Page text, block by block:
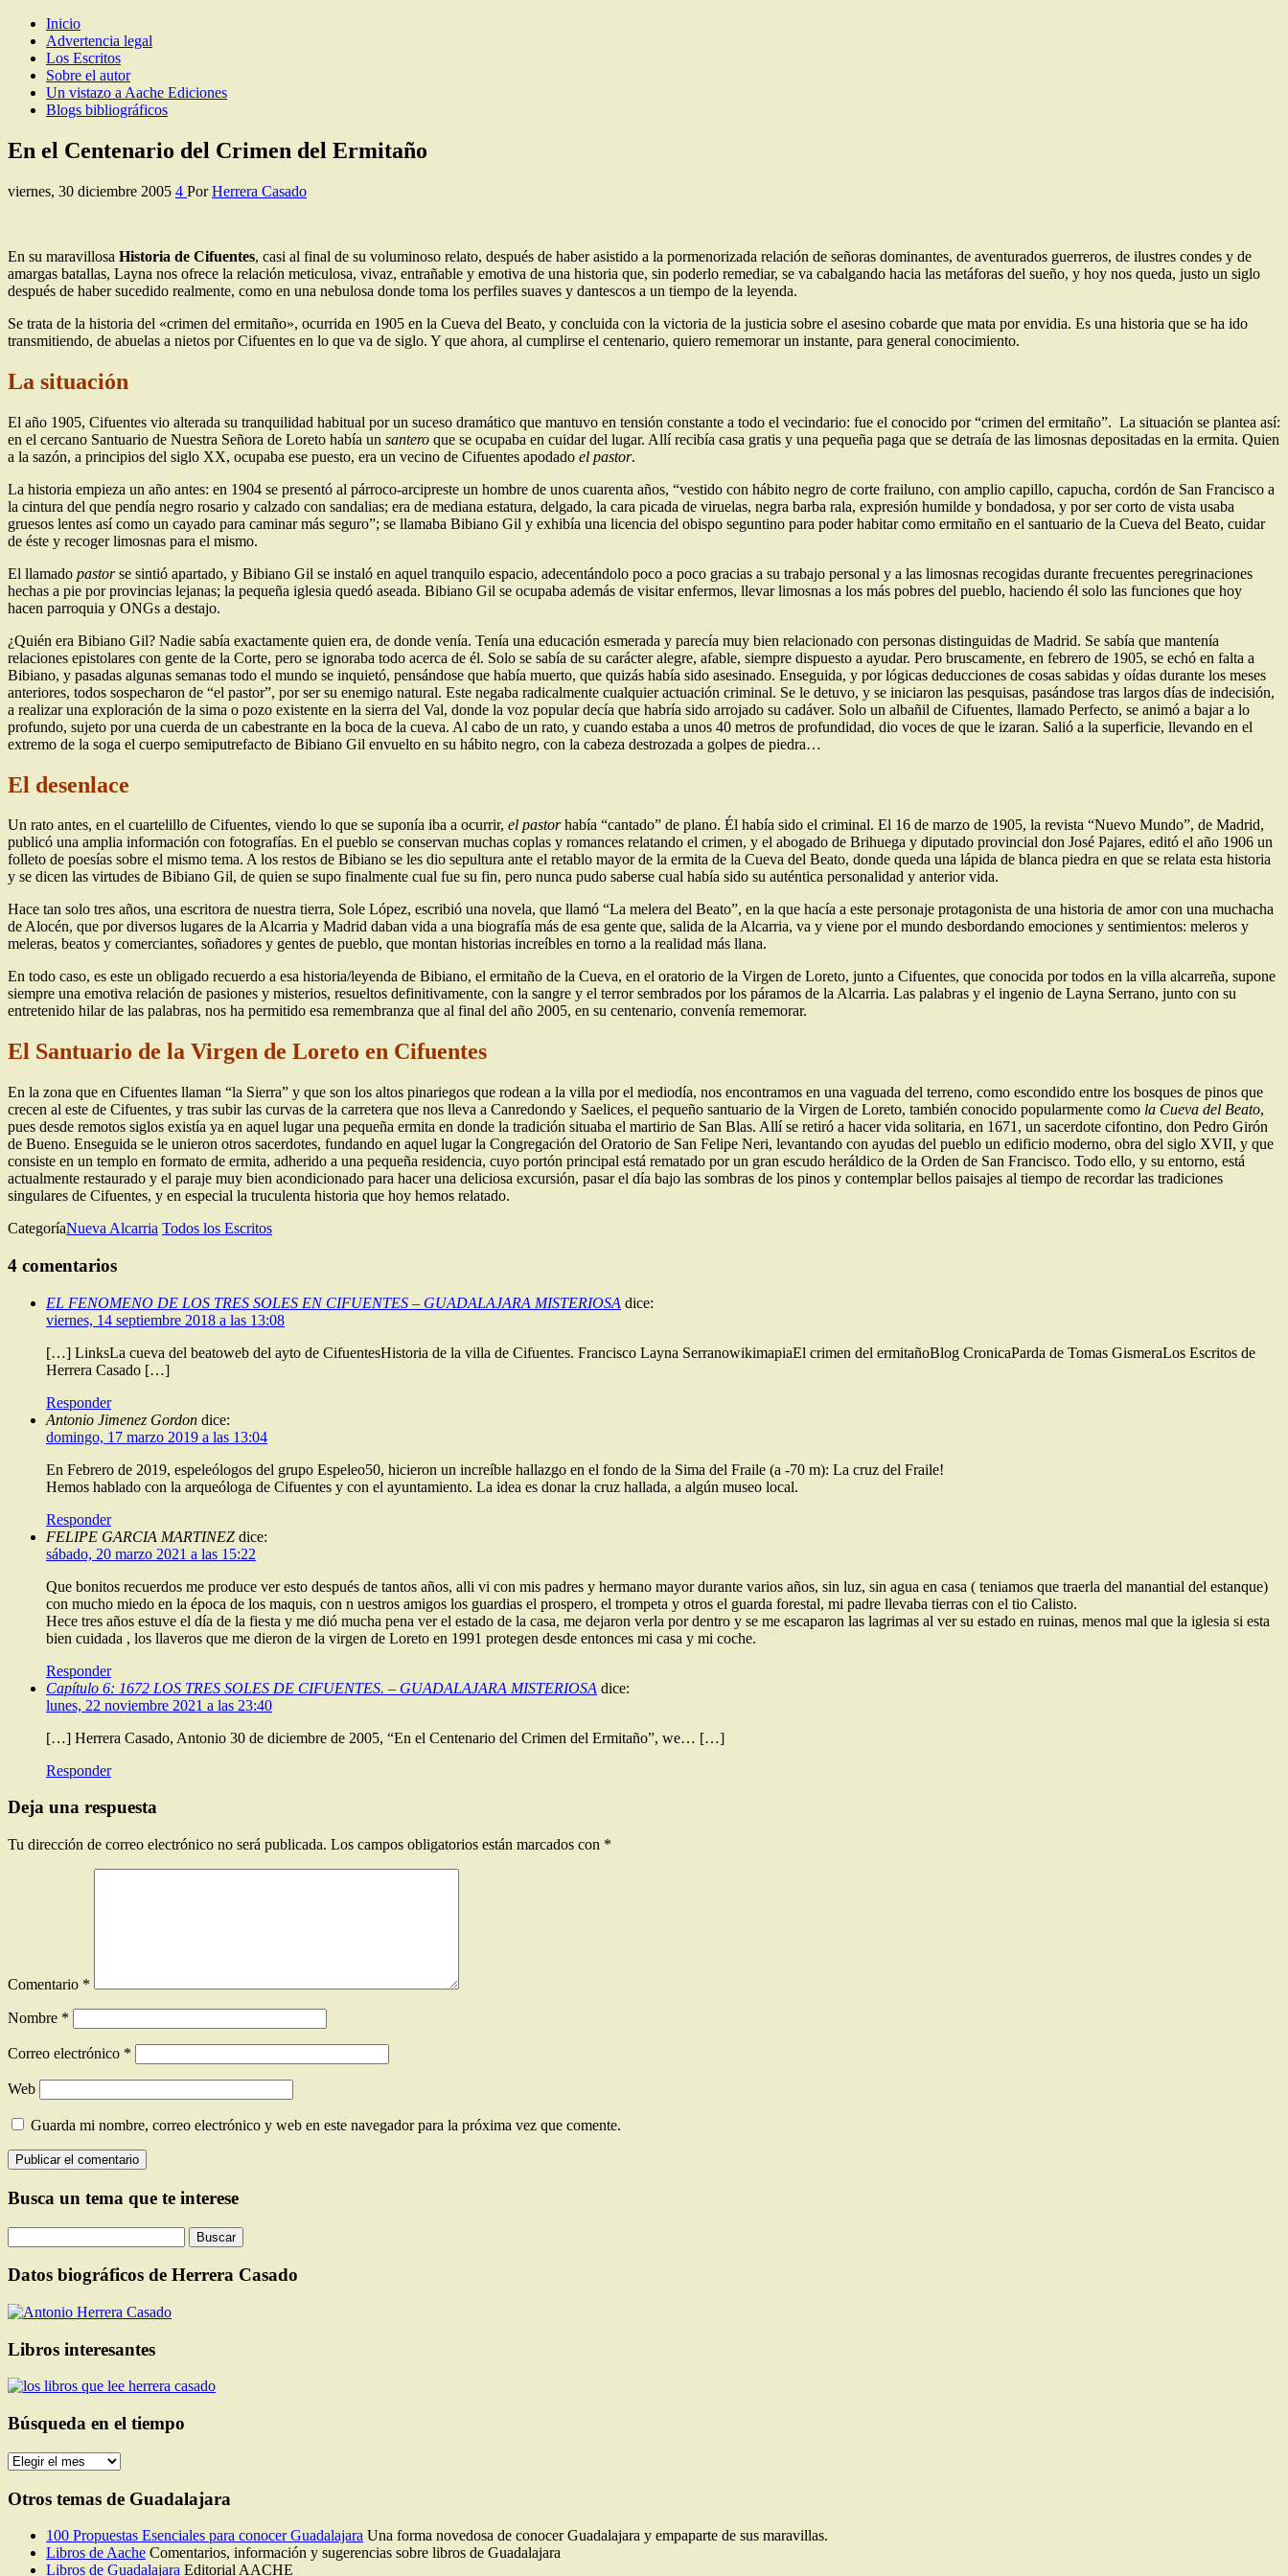
Los Escritos de Herrera Casado
Artículos y comentarios sobre Guadalajara
Inicio
Advertencia legal
Los Escritos
Sobre el autor
Un vistazo a Aache Ediciones
Blogs bibliográficos
En el Centenario del Crimen del Ermitaño
viernes, 30 diciembre 2005 4 Por Herrera Casado
En su maravillosa Historia de Cifuentes, casi al final de su voluminoso relato, después de haber asistido a la pormenorizada relación de señoras dominantes, de aventurados guerreros, de ilustres condes y de
amargas batallas, Layna nos ofrece la relación meticulosa, vivaz, entrañable y emotiva de una historia que, sin poderlo remediar, se va cabalgando hacia las metáforas del sueño, y hoy nos queda, justo un siglo
después de haber sucedido realmente, como en una nebulosa donde toma los perfiles suaves y dantescos a un tiempo de la leyenda.
Se trata de la historia del «crimen del ermitaño», ocurrida en 1905 en la Cueva del Beato, y concluida con la victoria de la justicia sobre el asesino cobarde que mata por envidia. Es una historia que se ha ido
transmitiendo, de abuelas a nietos por Cifuentes en lo que va de siglo. Y que ahora, al cumplirse el centenario, quiero rememorar un instante, para general conocimiento.
La situación
El año 1905, Cifuentes vio alterada su tranquilidad habitual por un suceso dramático que mantuvo en tensión constante a todo el vecindario: fue el conocido por “crimen del ermitaño”. La situación se plantea así:
en el cercano Santuario de Nuestra Señora de Loreto había un santero que se ocupaba en cuidar del lugar. Allí recibía casa gratis y una pequeña paga que se detraía de las limosnas depositadas en la ermita. Quien
a la sazón, a principios del siglo XX, ocupaba ese puesto, era un vecino de Cifuentes apodado el pastor.
La historia empieza un año antes: en 1904 se presentó al párroco-arcipreste un hombre de unos cuarenta años, “vestido con hábito negro de corte frailuno, con amplio capillo, capucha, cordón de San Francisco a
la cintura del que pendía negro rosario y calzado con sandalias; era de mediana estatura, delgado, la cara picada de viruelas, negra barba rala, expresión humilde y bondadosa, y por ser corto de vista usaba
gruesos lentes así como un cayado para caminar más seguro”; se llamaba Bibiano Gil y exhibía una licencia del obispo seguntino para poder habitar como ermitaño en el santuario de la Cueva del Beato, cuidar
de éste y recoger limosnas para el mismo.
El llamado pastorse sintió apartado, y Bibiano Gil se instaló en aquel tranquilo espacio, adecentándolo poco a poco gracias a su trabajo personal y a las limosnas recogidas durante frecuentes peregrinaciones
hechas a pie por provincias lejanas; la pequeña iglesia quedó aseada. Bibiano Gil se ocupaba además de visitar enfermos, llevar limosnas a los más pobres del pueblo, haciendo él solo las funciones que hoy
hacen parroquia y ONGs a destajo.
¿Quién era Bibiano Gil? Nadie sabía exactamente quien era, de donde venía. Tenía una educación esmerada y parecía muy bien relacionado con personas distinguidas de Madrid. Se sabía que mantenía
relaciones epistolares con gente de la Corte, pero se ignoraba todo acerca de él. Solo se sabía de su carácter alegre, afable, siempre dispuesto a ayudar. Pero bruscamente, en febrero de 1905, se echó en falta a
Bibiano, y pasadas algunas semanas todo el mundo se inquietó, pensándose que había muerto, que quizás había sido asesinado. Enseguida, y por lógicas deducciones de cosas sabidas y oídas durante los meses
anteriores, todos sospecharon de “el pastor”, por ser su enemigo natural. Este negaba radicalmente cualquier actuación criminal. Se le detuvo, y se iniciaron las pesquisas, pasándose tras largos días de indecisión,
a realizar una exploración de la sima o pozo existente en la sierra del Val, donde la voz popular decía que habría sido arrojado su cadáver. Solo un albañil de Cifuentes, llamado Perfecto, se animó a bajar a lo
profundo, sujeto por una cuerda de un cabestrante en la boca de la cueva. Al cabo de un rato, y cuando estaba a unos 40 metros de profundidad, dio voces de que le izaran. Salió a la superficie, llevando en el
extremo de la soga el cuerpo semiputrefacto de Bibiano Gil envuelto en su hábito negro, con la cabeza destrozada a golpes de piedra…
El desenlace
Un rato antes, en el cuartelillo de Cifuentes, viendo lo que se suponía iba a ocurrir, el pastorhabía “cantado” de plano. Él había sido el criminal. El 16 de marzo de 1905, la revista “Nuevo Mundo”, de Madrid,
publicó una amplia información con fotografías. En el pueblo se conservan muchas coplas y romances relatando el crimen, y el abogado de Brihuega y diputado provincial don José Pajares, editó el año 1906 un
folleto de poesías sobre el mismo tema. A los restos de Bibiano se les dio sepultura ante el retablo mayor de la ermita de la Cueva del Beato, donde queda una lápida de blanca piedra en que se relata esta historia
y se dicen las virtudes de Bibiano Gil, de quien se supo finalmente cual fue su fin, pero nunca pudo saberse cual había sido su auténtica personalidad y anterior vida.
Hace tan solo tres años, una escritora de nuestra tierra, Sole López, escribió una novela, que llamó “La melera del Beato”, en la que hacía a este personaje protagonista de una historia de amor con una muchacha
de Alocén, que por diversos lugares de la Alcarria y Madrid daban vida a una biografía más de esa gente que, salida de la Alcarria, va y viene por el mundo desbordando emociones y sentimientos: meleros y
meleras, beatos y comerciantes, soñadores y gentes de pueblo, que montan historias increíbles en torno a la realidad más llana.
En todo caso, es este un obligado recuerdo a esa historia/leyenda de Bibiano, el ermitaño de la Cueva, en el oratorio de la Virgen de Loreto, junto a Cifuentes, que conocida por todos en la villa alcarreña, supone
siempre una emotiva relación de pasiones y misterios, resueltos definitivamente, con la sangre y el terror sembrados por los páramos de la Alcarria. Las palabras y el ingenio de Layna Serrano, junto con su
entretenido hilar de las palabras, nos ha permitido esa remembranza que al final del año 2005, en su centenario, convenía rememorar.
El Santuario de la Virgen de Loreto en Cifuentes
En la zona que en Cifuentes llaman “la Sierra” y que son los altos pinariegos que rodean a la villa por el mediodía, nos encontramos en una vaguada del terreno, como escondido entre los bosques de pinos que
crecen al este de Cifuentes, y tras subir las curvas de la carretera que nos lleva a Canredondo y Saelices, el pequeño santuario de la Virgen de Loreto, también conocido popularmente como la Cueva del Beato,
pues desde remotos siglos existía ya en aquel lugar una pequeña ermita en donde la tradición situaba el martirio de San Blas. Allí se retiró a hacer vida solitaria, en 1671, un sacerdote cifontino, don Pedro Girón
de Bueno. Enseguida se le unieron otros sacerdotes, fundando en aquel lugar la Congregación del Oratorio de San Felipe Neri, levantando con ayudas del pueblo un edificio moderno, obra del siglo XVII, y que
consiste en un templo en formato de ermita, adherido a una pequeña residencia, cuyo portón principal está rematado por un gran escudo heráldico de la Orden de San Francisco. Todo ello, y su entorno, está
actualmente restaurado y el paraje muy bien acondicionado para hacer una deliciosa excursión, pasar el día bajo las sombras de los pinos y contemplar bellos paisajes al tiempo de recordar las tradiciones
singulares de Cifuentes, y en especial la truculenta historia que hoy hemos relatado.
CategoríaNueva Alcarria Todos los Escritos
4 comentarios
EL FENOMENO DE LOS TRES SOLES EN CIFUENTES – GUADALAJARA MISTERIOSA dice:
viernes, 14 septiembre 2018 a las 13:08
[…] LinksLa cueva del beatoweb del ayto de CifuentesHistoria de la villa de Cifuentes. Francisco Layna SerranowikimapiaEl crimen del ermitañoBlog CronicaParda de Tomas GismeraLos Escritos de
Herrera Casado […]
Responder
Antonio Jimenez Gordon dice:
domingo, 17 marzo 2019 a las 13:04
En Febrero de 2019, espeleólogos del grupo Espeleo50, hicieron un increíble hallazgo en el fondo de la Sima del Fraile (a -70 m): La cruz del Fraile!
Hemos hablado con la arqueóloga de Cifuentes y con el ayuntamiento. La idea es donar la cruz hallada, a algún museo local.
Responder
FELIPE GARCIA MARTINEZ dice:
sábado, 20 marzo 2021 a las 15:22
Que bonitos recuerdos me produce ver esto después de tantos años, alli vi con mis padres y hermano mayor durante varios años, sin luz, sin agua en casa ( teniamos que traerla del manantial del estanque)
con mucho miedo en la época de los maquis, con n uestros amigos los guardias el prospero, el trompeta y otros el guarda forestal, mi padre llevaba tierras con el tio Calisto.
Hece tres años estuve el día de la fiesta y me dió mucha pena ver el estado de la casa, me dejaron verla por dentro y se me escaparon las lagrimas al ver su estado en ruinas, menos mal que la iglesia si esta
bien cuidada , los llaveros que me dieron de la virgen de Loreto en 1991 protegen desde entonces mi casa y mi coche.
Responder
Capítulo 6: 1672 LOS TRES SOLES DE CIFUENTES. – GUADALAJARA MISTERIOSA dice:
lunes, 22 noviembre 2021 a las 23:40
[…] Herrera Casado, Antonio 30 de diciembre de 2005, “En el Centenario del Crimen del Ermitaño”, we… […]
Responder
Deja una respuesta
Tu dirección de correo electrónico no será publicada. Los campos obligatorios están marcados con *
Comentario *
Nombre *
Correo electrónico *
Web
Guarda mi nombre, correo electrónico y web en este navegador para la próxima vez que comente.
Busca un tema que te interese
Datos biográficos de Herrera Casado
Libros interesantes
Búsqueda en el tiempo
Búsqueda
el
Otros temas de Guadalajara
100 Propuestas Esenciales para conocer Guadalajara Una forma novedosa de conocer Guadalajara y empaparte de sus maravillas.
Libros de Aache Comentarios, información y sugerencias sobre libros de Guadalajara
Libros de Guadalajara Editorial AACHE